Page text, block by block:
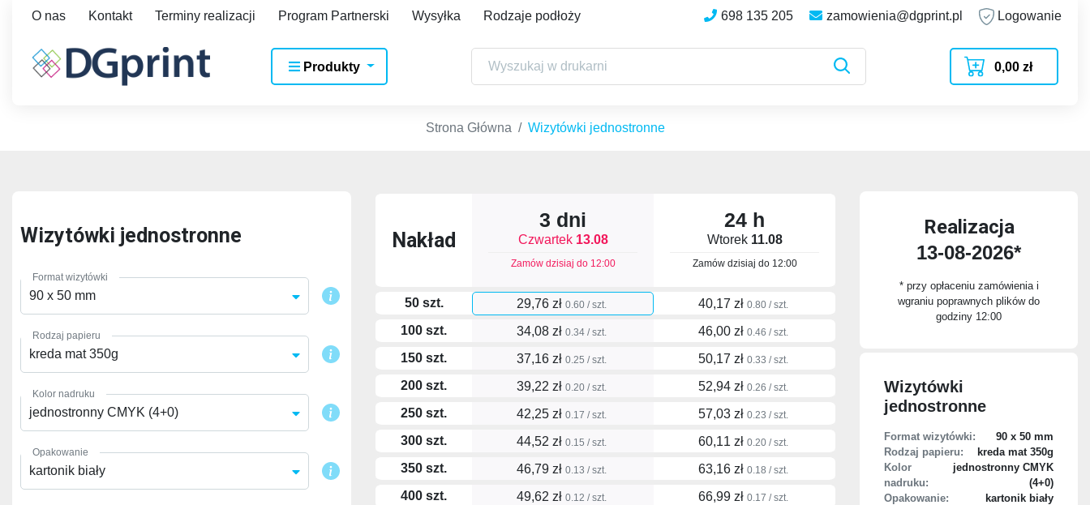
O nas Kontakt Terminy realizacji Program Partnerski Wysyłka Rodzaje podłoży 698 135 205 zamowienia@dgprint.pl Logowanie
Produkty 0,00 zł
Strona Główna Wizytówki jednostronne
Wizytówki jednostronne
Format wizytówki
90 x 50 mm
Rodzaj papieru
kreda mat 350g
Kolor nadruku
jednostronny CMYK (4+0)
Opakowanie
kartonik biały
Nakład
3 dni
Czwartek 13.08
Zamów dzisiaj do 12:00
24 h
Wtorek 11.08
Zamów dzisiaj do 12:00
50 szt. 29,76 zł 0.60 / szt. 40,17 zł 0.80 / szt.
100 szt. 34,08 zł 0.34 / szt. 46,00 zł 0.46 / szt.
150 szt. 37,16 zł 0.25 / szt. 50,17 zł 0.33 / szt.
200 szt. 39,22 zł 0.20 / szt. 52,94 zł 0.26 / szt.
250 szt. 42,25 zł 0.17 / szt. 57,03 zł 0.23 / szt.
300 szt. 44,52 zł 0.15 / szt. 60,11 zł 0.20 / szt.
350 szt. 46,79 zł 0.13 / szt. 63,16 zł 0.18 / szt.
400 szt. 49,62 zł 0.12 / szt. 66,99 zł 0.17 / szt.
Realizacja
13-08-2026*
* przy opłaceniu zamówienia i
wgraniu poprawnych plików do
godziny 12:00
Wizytówki
jednostronne
Format wizytówki:
90 x 50 mm
Rodzaj papieru:
kreda mat 350g
Kolor
nadruku:
jednostronny CMYK
(4+0)
Opakowanie:
kartonik biały